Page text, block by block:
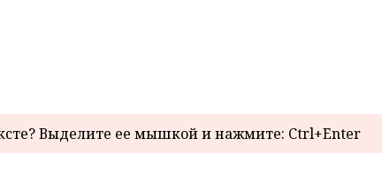
Выделите ее мышкой и нажмите: Ctrl+Enter